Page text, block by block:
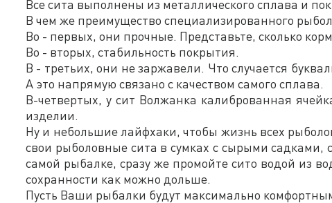
Все сита выполнены из металлического сплава и
В чем же преимущество специализированного
Во - первых, они прочные. Представьте, сколько
Во - вторых, стабильность покрытия.
В - третьих, они не заржавели. Что случается
А это напрямую связано с качеством самого сплава.
В-четвертых, у сит Волжанка калиброванная
изделии.
Ну и небольшие лайфхаки, чтобы жизнь всех
свои рыболовные сита в сумках с сырыми садками,
самой рыбалке, сразу же промойте сито водой из
сохранности как можно дольше.
Пусть Ваши рыбалки будут максимально